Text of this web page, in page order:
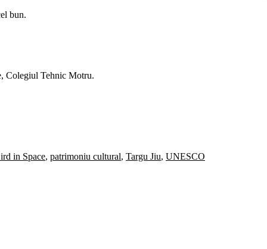
bun.
Colegiul Tehnic Motru.
in Space, patrimoniu cultural, Targu Jiu, UNESCO